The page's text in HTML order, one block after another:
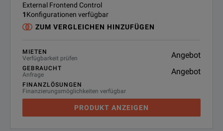
External Frontend Control
1Konfigurationen verfügbar
ZUM VERGLEICHEN HINZUFÜGEN
MIETEN
Verfügbarkeit prüfen
Angebot
GEBRAUCHT
Anfrage
Angebot
FINANZLÖSUNGEN
Finanzierungsmöglichkeiten verfügbar
PRODUKT ANZEIGEN